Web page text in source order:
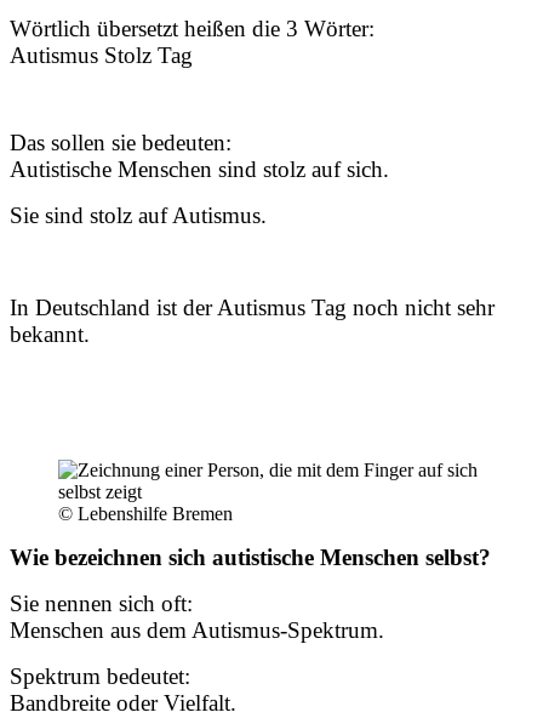
Wörtlich übersetzt heißen die 3 Wörter:
Autismus Stolz Tag
Das sollen sie bedeuten:
Autistische Menschen sind stolz auf sich.
Sie sind stolz auf Autismus.
In Deutschland ist der Autismus Tag noch nicht sehr
bekannt.
© Lebenshilfe Bremen
Wie bezeichnen sich autistische Menschen selbst?
Sie nennen sich oft:
Menschen aus dem Autismus-Spektrum.
Spektrum bedeutet:
Bandbreite oder Vielfalt.